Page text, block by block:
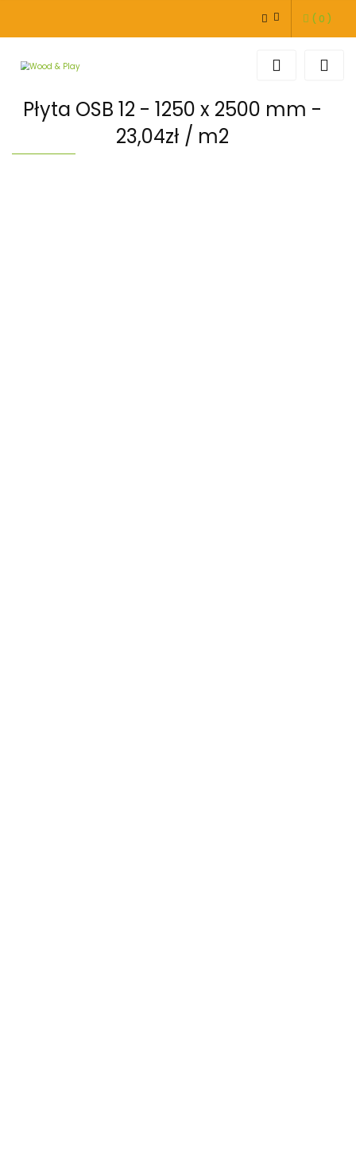
ZALOGUJ SIĘ
DODAJ ZGŁOSZENIE
( 0 )
Płyta OSB 12 - 1250 x 2500 mm -
23,04zł / m2